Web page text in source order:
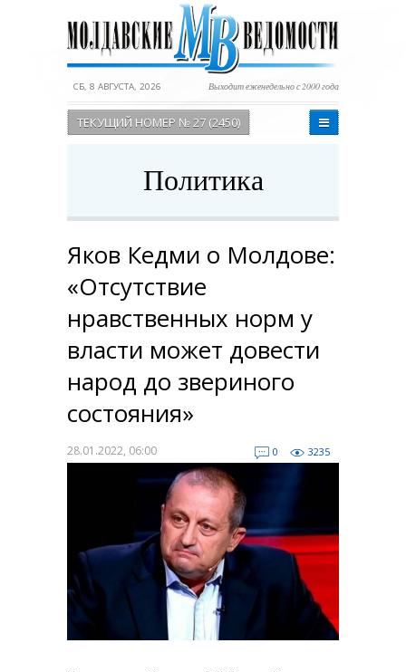
СБ, 8 АВГУСТА, 2026 Выходит еженедельно с 2000 года
ТЕКУЩИЙ НОМЕР № 27 (2450)
Политика
Яков Кедми о Молдове:
«Отсутствие
нравственных норм у
власти может довести
народ до звериного
состояния»
28.01.2022, 06:00 0 3235